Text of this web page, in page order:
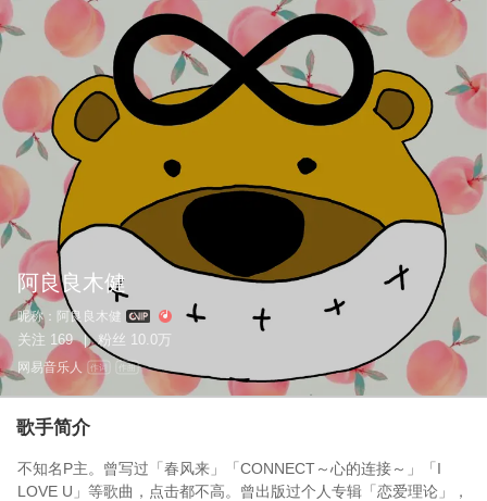
阿良良木健
昵称： 阿良良木健
关注 169 | 粉丝 10.0万
网易音乐人 作词 作曲
歌手简介
不知名P主。曾写过「春风来」「CONNECT～心的连接～」「I
LOVE U」等歌曲，点击都不高。曾出版过个人专辑「恋爱理论」，